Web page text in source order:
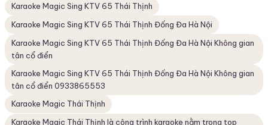
Karaoke Magic Sing KTV 65 Thái Thịnh
Karaoke Magic Sing KTV 65 Thái Thịnh Đống Đa Hà Nội
Karaoke Magic Sing KTV 65 Thái Thịnh Đống Đa Hà Nội Không gian
tân cổ điển
Karaoke Magic Sing KTV 65 Thái Thịnh Đống Đa Hà Nội Không gian
tân cổ điển 0933865553
Karaoke Magic Thái Thịnh
Karaoke Magic Thái Thịnh là công trình karaoke nằm trong top